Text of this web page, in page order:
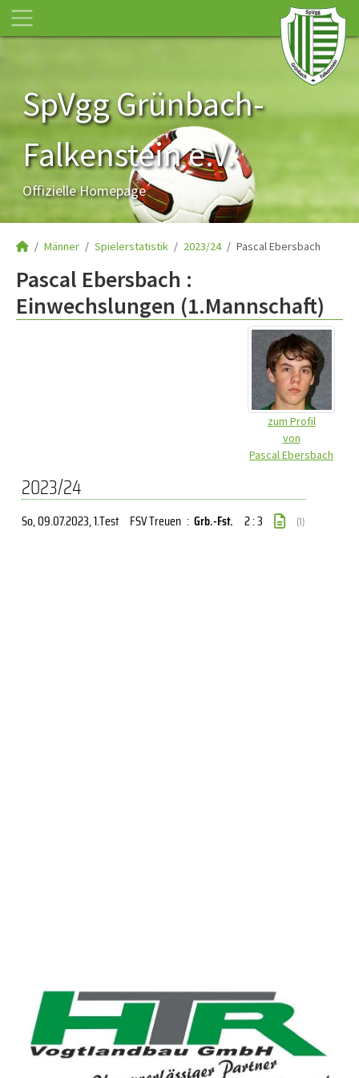
SpVgg Grünbach-
Falkenstein e.V.
Offizielle Homepage
Männer Spielerstatistik 2023/24 Pascal Ebersbach
Pascal Ebersbach :
Einwechslungen (1.Mannschaft)
zum Profil
von
Pascal Ebersbach
2023/24
So, 09.07.2023, 1.Test FSV Treuen : Grb.-Fst. 2 : 3 (1)